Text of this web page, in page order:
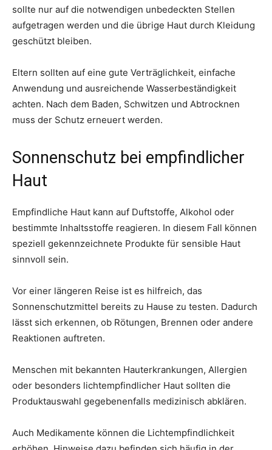
sollte nur auf die notwendigen unbedeckten Stellen
aufgetragen werden und die übrige Haut durch Kleidung
geschützt bleiben.
Eltern sollten auf eine gute Verträglichkeit, einfache
Anwendung und ausreichende Wasserbeständigkeit
achten. Nach dem Baden, Schwitzen und Abtrocknen
muss der Schutz erneuert werden.
Sonnenschutz bei empfindlicher
Haut
Empfindliche Haut kann auf Duftstoffe, Alkohol oder
bestimmte Inhaltsstoffe reagieren. In diesem Fall können
speziell gekennzeichnete Produkte für sensible Haut
sinnvoll sein.
Vor einer längeren Reise ist es hilfreich, das
Sonnenschutzmittel bereits zu Hause zu testen. Dadurch
lässt sich erkennen, ob Rötungen, Brennen oder andere
Reaktionen auftreten.
Menschen mit bekannten Hauterkrankungen, Allergien
oder besonders lichtempfindlicher Haut sollten die
Produktauswahl gegebenenfalls medizinisch abklären.
Auch Medikamente können die Lichtempfindlichkeit